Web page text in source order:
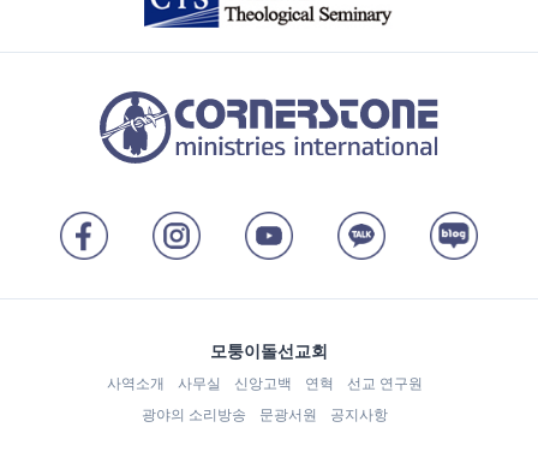
모퉁이돌선교회
사역소개 사무실 신앙고백 연혁
선교 연구원
광야의 소리방송
문광서원 공지사항